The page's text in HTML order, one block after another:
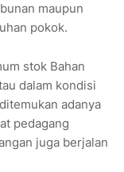
maupun
pokok.
stok Bahan
dalam kondisi
adanya
pedagang
juga berjalan